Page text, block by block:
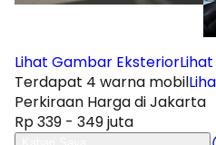
Lihat Gambar Eksterior
Terdapat 4 warna mobil
Perkiraan Harga di Jakarta
Rp 339 - 349 juta